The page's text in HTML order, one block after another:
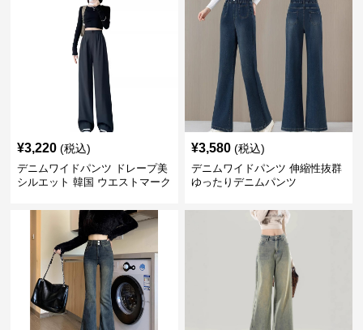
¥3,220 (税込)
デニムワイドパンツ ドレープ美
シルエット 韓国 ウエストマーク
¥3,580 (税込)
デニムワイドパンツ 伸縮性抜群
ゆったりデニムパンツ